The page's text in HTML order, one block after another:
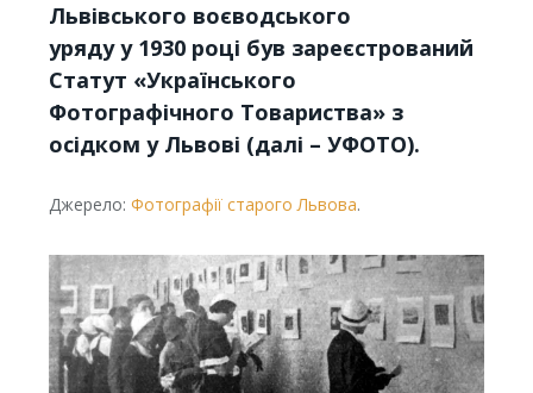
Львівського воєводського
урядуу1930 році був зареєстрований
Статут «Українського
Фотографічного Товариства» з
осідком у Львові (далі – УФОТО).
Джерело: Фотографії старого Львова.